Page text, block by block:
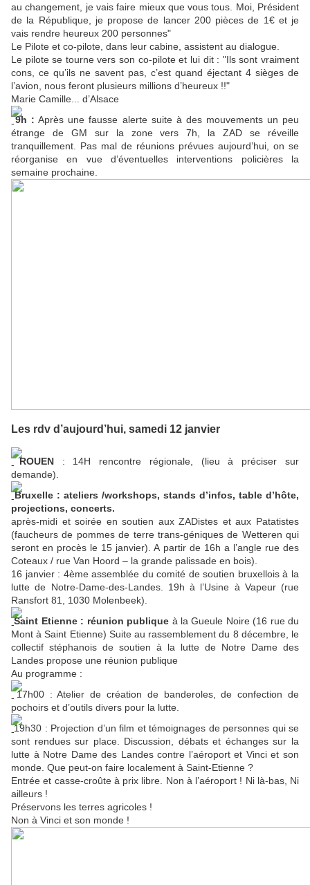
au changement, je vais faire mieux que vous tous. Moi, Président
de la République, je propose de lancer 200 pièces de 1€ et je
vais rendre heureux 200 personnes"
Le Pilote et co-pilote, dans leur cabine, assistent au dialogue.
Le pilote se tourne vers son co-pilote et lui dit : "Ils sont vraiment
cons, ce qu’ils ne savent pas, c’est quand éjectant 4 sièges de
l’avion, nous feront plusieurs millions d’heureux !!"
Marie Camille... d’Alsace
9h : Après une fausse alerte suite à des mouvements un peu
étrange de GM sur la zone vers 7h, la ZAD se réveille
tranquillement. Pas mal de réunions prévues aujourd’hui, on se
réorganise en vue d’éventuelles interventions policières la
semaine prochaine.
Les rdv d’aujourd’hui, samedi 12 janvier
ROUEN: 14H rencontre régionale, (lieu à préciser sur
demande).
Bruxelle : ateliers /workshops, stands d’infos, table d’hôte,
projections, concerts.
après-midi et soirée en soutien aux ZADistes et aux Patatistes
(faucheurs de pommes de terre trans-géniques de Wetteren qui
seront en procès le 15 janvier). A partir de 16h a l’angle rue des
Coteaux / rue Van Hoord – la grande palissade en bois).
16 janvier : 4ème assemblée du comité de soutien bruxellois à la
lutte de Notre-Dame-des-Landes. 19h à l’Usine à Vapeur (rue
Ransfort 81, 1030 Molenbeek).
Saint Etienne : réunion publique à la Gueule Noire (16 rue du
Mont à Saint Etienne) Suite au rassemblement du 8 décembre, le
collectif stéphanois de soutien à la lutte de Notre Dame des
Landes propose une réunion publique
Au programme :
17h00 : Atelier de création de banderoles, de confection de
pochoirs et d’outils divers pour la lutte.
19h30 : Projection d’un film et témoignages de personnes qui se
sont rendues sur place. Discussion, débats et échanges sur la
lutte à Notre Dame des Landes contre l’aéroport et Vinci et son
monde. Que peut-on faire localement à Saint-Etienne ?
Entrée et casse-croûte à prix libre. Non à l’aéroport ! Ni là-bas, Ni
ailleurs !
Préservons les terres agricoles !
Non à Vinci et son monde !